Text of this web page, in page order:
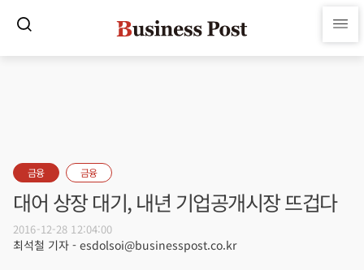
금융 금융
대어 상장 대기, 내년 기업공개시장 뜨겁다
2016-12-28 12:04:00
최석철 기자 - esdolsoi@businesspost.co.kr